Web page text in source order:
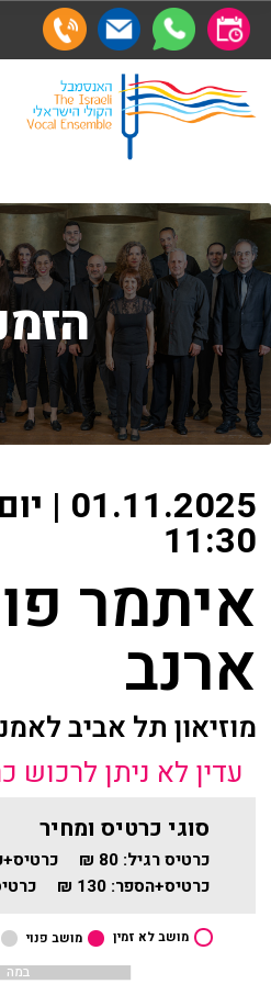
תרומות
הצטרפות לאגודת הידידים
רכישת מנויים
שידור ישיר
VOD
צור קשר
מאחורי הקולות
הקסם מאחורי הקולות
לוח מופעים
החשבון שלי
תקנון האתר
ראשי
תכניה ומשחקיה – איתמר פוגש ארנב
תרומות
תרומות
הצטרפות לאגודת הידידים
אגודת הידידים
רכישת מנויים
שידור ישיר
VOD
צור קשר
אודות
מאחורי הקולות
הקסם מאחורי הקולות
האולם המקוון
11:30
איתמר
ארנב
מוזיאון תל אביב
עדין לא ניתן לרכוש
סוגי כרטיס ומחיר
כרטיס רגיל:80 ₪
כרטיס+הספר:130 ₪
מושב לא זמין מושב פנוי
במה